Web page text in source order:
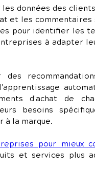
données des
et les commentaires
pour identifier les
à adapter
d'achat de
besoins
à la marque.
pour mieux
et services plus